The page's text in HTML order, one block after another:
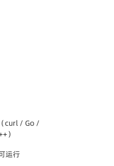
curl / Go /
）
运行